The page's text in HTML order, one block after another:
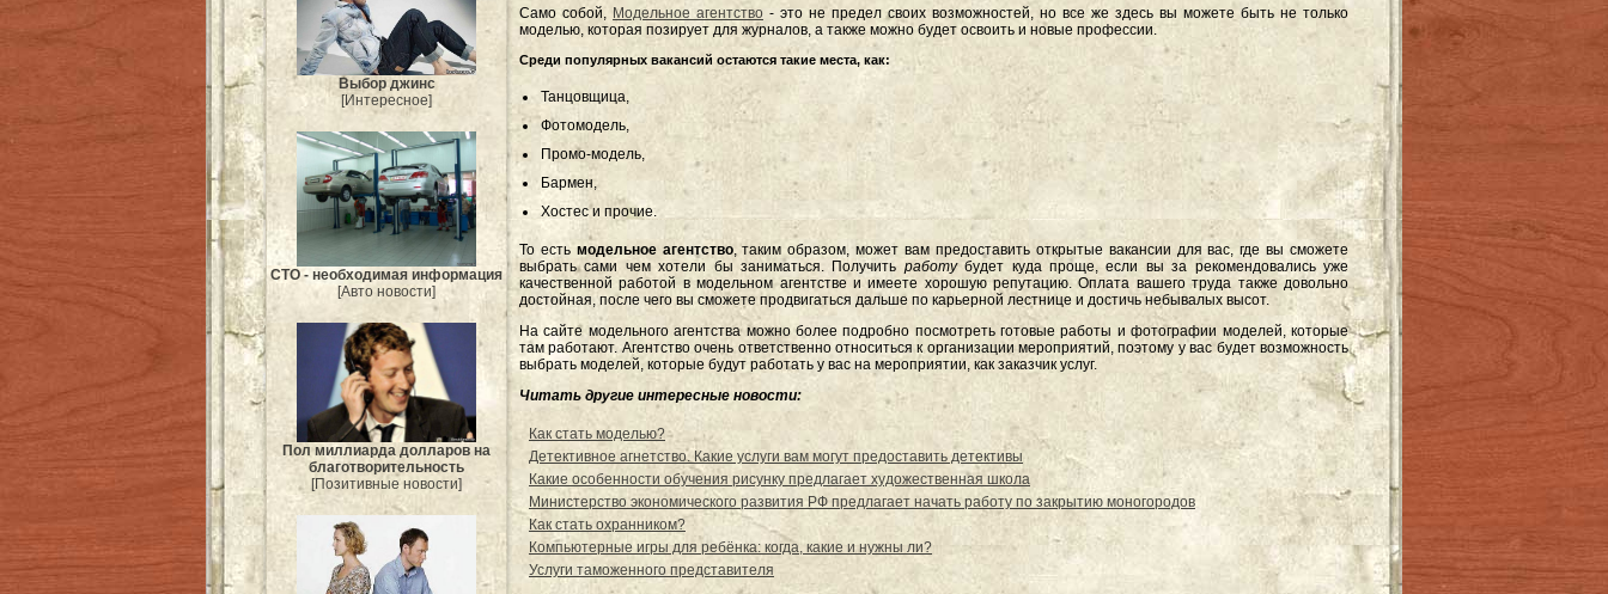
Выбор джинс
[Интересное]
СТО - необходимая информация
[Авто новости]
Пол миллиарда долларов на
благотворительность
[Позитивные новости]
Само собой, Модельное агентство - это не предел своих возможностей, но все же здесь вы можете быть не только
моделью, которая позирует для журналов, а также можно будет освоить и новые профессии.
Среди популярных вакансий остаются такие места, как:
Танцовщица,
Фотомодель,
Промо-модель,
Бармен,
Хостес и прочие.
То есть модельное агентство, таким образом, может вам предоставить открытые вакансии для вас, где вы сможете
выбрать сами чем хотели бы заниматься. Получить работубудет куда проще, если вы за рекомендовались уже
качественной работой в модельном агентстве и имеете хорошую репутацию. Оплата вашего труда также довольно
достойная, после чего вы сможете продвигаться дальше по карьерной лестнице и достичь небывалых высот.
На сайте модельного агентства можно более подробно посмотреть готовые работы и фотографии моделей, которые
там работают. Агентство очень ответственно относиться к организации мероприятий, поэтому у вас будет возможность
выбрать моделей, которые будут работать у вас на мероприятии, как заказчик услуг.
Читать другие интересные новости:
Как стать моделью?
Детективное агнетство. Какие услуги вам могут предоставить детективы
Какие особенности обучения рисунку предлагает художественная школа
Министерство экономического развития РФ предлагает начать работу по закрытию моногородов
Как стать охранником?
Компьютерные игры для ребёнка: когда, какие и нужны ли?
Услуги таможенного представителя